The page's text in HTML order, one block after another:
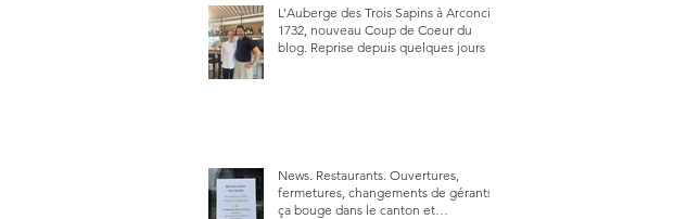
L’Auberge des Trois Sapins à Arconciel
1732, nouveau Coup de Coeur du
blog. Reprise depuis quelques jours (le
News. Restaurants. Ouvertures,
fermetures, changements de gérants,
ça bouge dans le canton et